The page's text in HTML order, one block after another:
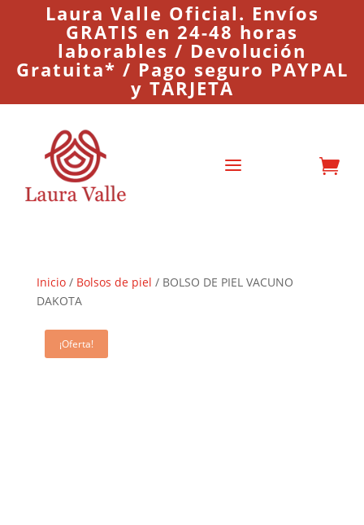
Laura Valle Oficial. Envíos
GRATIS en 24-48 horas
laborables / Devolución
Gratuita* / Pago seguro PAYPAL
y TARJETA
a 
Inicio/ Bolsos de piel / BOLSO DE PIEL VACUNO
DAKOTA
¡Oferta!